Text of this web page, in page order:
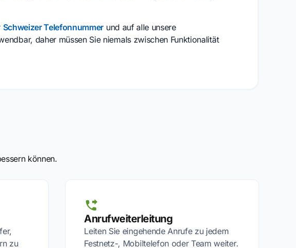
Schweizer Telefonnummer und auf alle unsere
daher müssen Sie niemals zwischen Funktionalität
können.
zu
Anrufweiterleitung
Leiten Sie eingehende Anrufe zu jedem
Festnetz-, Mobiltelefon oder Team weiter.